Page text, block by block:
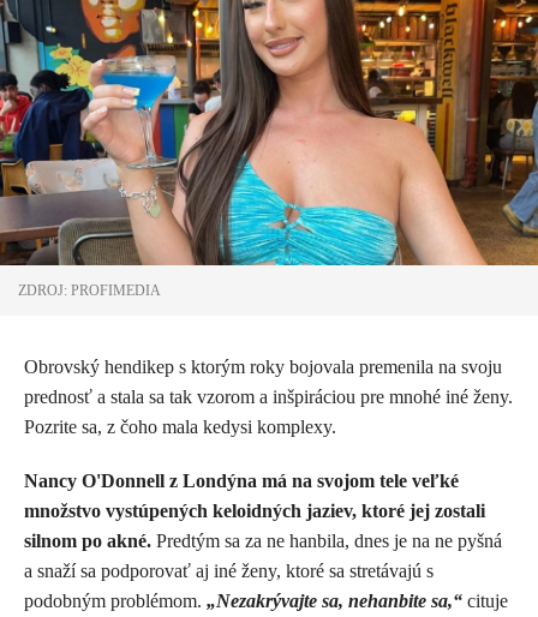
ZDROJ: PROFIMEDIA
Obrovský hendikep s ktorým roky bojovala premenila na svoju
prednosť a stala sa tak vzorom a inšpiráciou pre mnohé iné ženy.
Pozrite sa, z čoho mala kedysi komplexy.
Nancy O'Donnell z Londýna má na svojom tele veľké
množstvo vystúpených keloidných jaziev, ktoré jej zostali
silnom po akné. Predtým sa za ne hanbila, dnes je na ne pyšná
a snaží sa podporovať aj iné ženy, ktoré sa stretávajú s
podobným problémom. „Nezakrývajte sa, nehanbite sa,“ cituje